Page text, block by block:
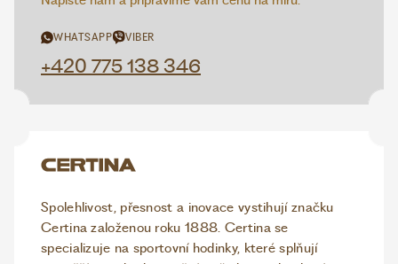
WHATSAPP VIBER
+420 775 138 346
Spolehlivost, přesnost a inovace vystihují značku
Certina založenou roku 1888. Certina se
specializuje na sportovní hodinky, které splňují